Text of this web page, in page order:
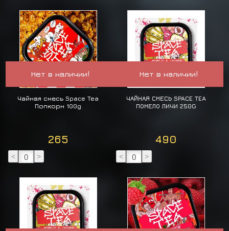
Нет в наличии!
Чайная смесь Space Tea
Попкорн 100g
265
< >
Нет в наличии!
ЧАЙНАЯ СМЕСЬ SPACE TEA
ПОМЕЛО ЛИЧИ 250G
490
< >